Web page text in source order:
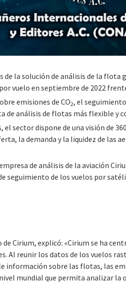
de la solución de análisis de la
por vuelo en septiembre de 2022
emisiones de CO2, el
de análisis de flotas más flexible y
el sector dispone de una visión de
la demanda y la liquidez de las
empresa de análisis de la aviación
seguimiento de los vuelos por
Cirium, explicó: «Cirium se ha
Al reunir los datos de los vuelos
información sobre las flotas, las
mundial que permita analizar la